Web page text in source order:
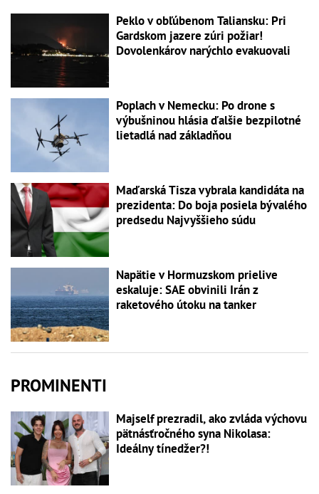
Peklo v obľúbenom Taliansku: Pri
Gardskom jazere zúri požiar!
Dovolenkárov narýchlo evakuovali
Poplach v Nemecku: Po drone s
výbušninou hlásia ďalšie bezpilotné
lietadlá nad základňou
Maďarská Tisza vybrala kandidáta na
prezidenta: Do boja posiela bývalého
predsedu Najvyššieho súdu
Napätie v Hormuzskom prielive
eskaluje: SAE obvinili Irán z
raketového útoku na tanker
PROMINENTI
Majself prezradil, ako zvláda výchovu
pätnásťročného syna Nikolasa:
Ideálny tínedžer?!